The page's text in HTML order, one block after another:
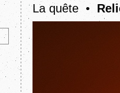
La quête •